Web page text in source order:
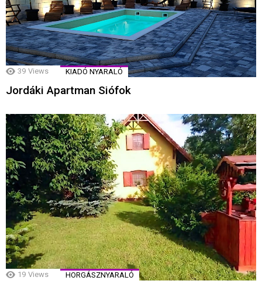
39 Views KIADÓ NYARALÓ
Jordáki Apartman Siófok
19 Views HORGÁSZNYARALÓ